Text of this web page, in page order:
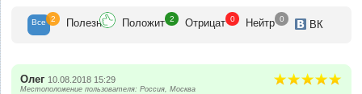
Все 2 Полезн Положит 2 Отрицат 0 Нейтр 0 ВК
Олег 10.08.2018 15:29
Местоположение пользователя: Россия, Москва